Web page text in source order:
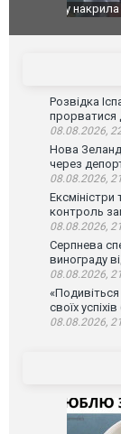
Вже
Розвідка
прорватися
08.08.2026,
Нова
через
08.08.2026,
Ексміністри
контроль
08.08.2026,
Серпнева
винограду
08.08.2026,
своїх
08.08.2026,